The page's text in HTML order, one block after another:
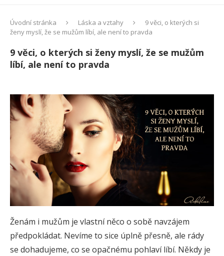
Úvodní stránka Láska a vztahy
9 věci, o kterých si
ženy myslí, že se mužům líbí, ale není to pravda
9 věci, o kterých si ženy myslí, že se mužům
líbí, ale není to pravda
Ženám i mužům je vlastní něco o sobě navzájem
předpokládat. Nevíme to sice úplně přesně, ale rády
se dohadujeme, co se opačnému pohlaví líbí. Někdy je